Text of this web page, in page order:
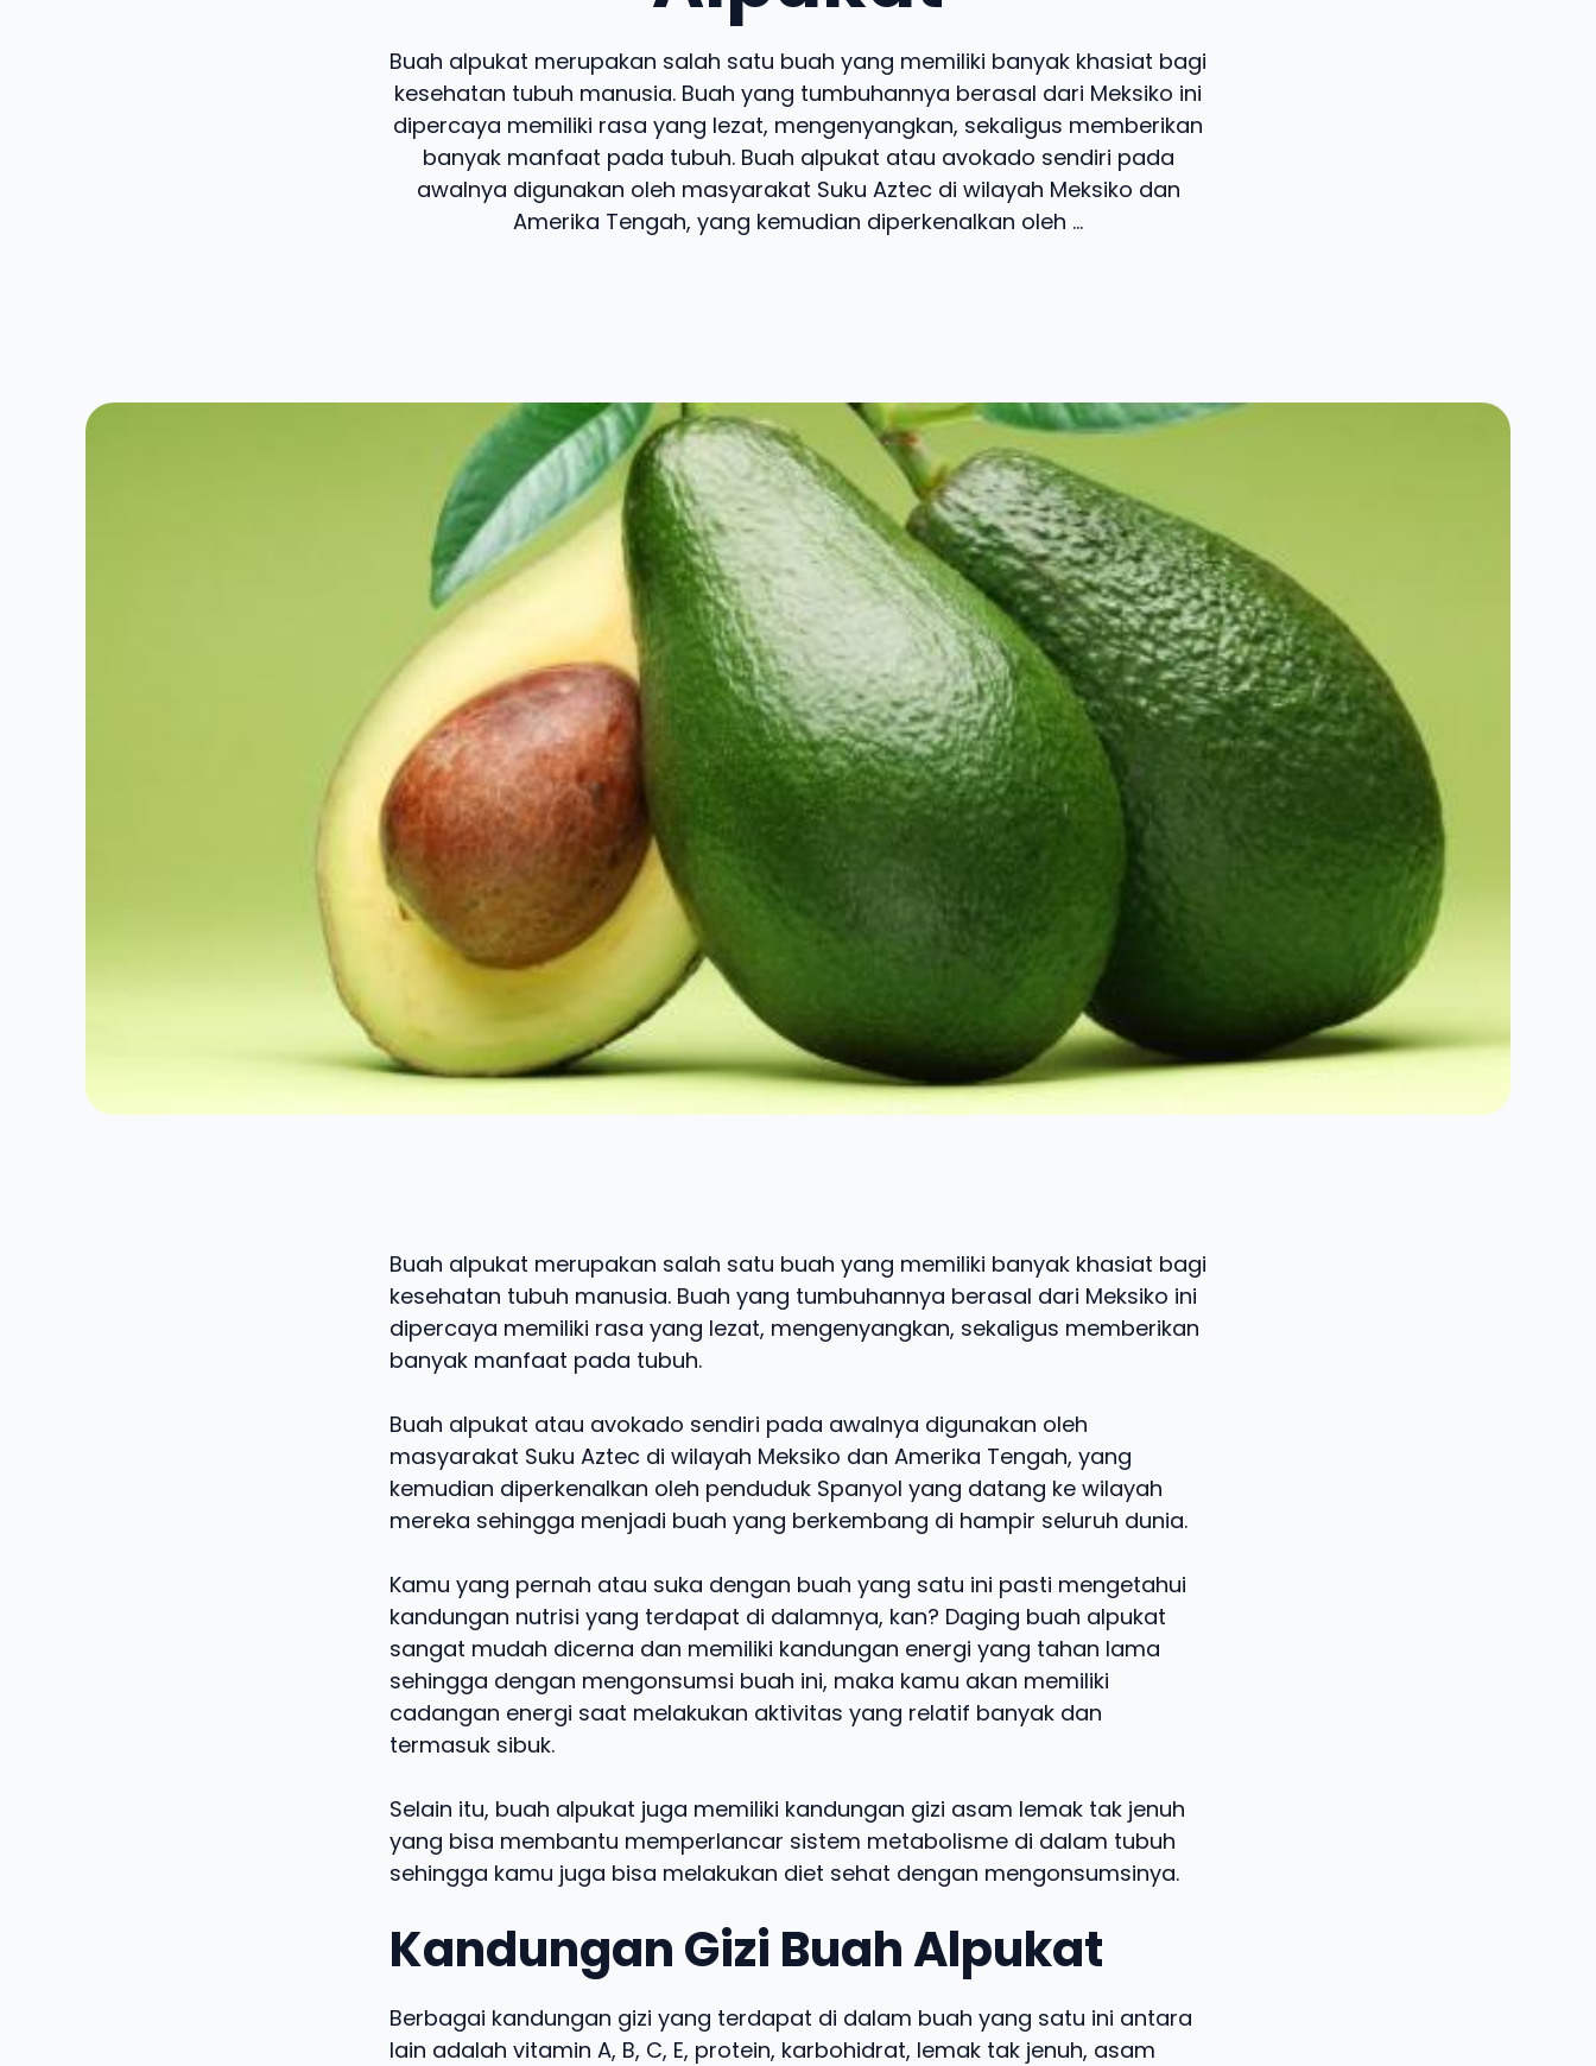
Buah alpukat merupakan salah satu buah yang memiliki banyak khasiat bagi
kesehatan tubuh manusia. Buah yang tumbuhannya berasal dari Meksiko ini
dipercaya memiliki rasa yang lezat, mengenyangkan, sekaligus memberikan
banyak manfaat pada tubuh. Buah alpukat atau avokado sendiri pada
awalnya digunakan oleh masyarakat Suku Aztec di wilayah Meksiko dan
Amerika Tengah, yang kemudian diperkenalkan oleh ...
Buah alpukat merupakan salah satu buah yang memiliki banyak khasiat bagi
kesehatan tubuh manusia. Buah yang tumbuhannya berasal dari Meksiko ini
dipercaya memiliki rasa yang lezat, mengenyangkan, sekaligus memberikan
banyak manfaat pada tubuh.
Buah alpukat atau avokado sendiri pada awalnya digunakan oleh
masyarakat Suku Aztec di wilayah Meksiko dan Amerika Tengah, yang
kemudian diperkenalkan oleh penduduk Spanyol yang datang ke wilayah
mereka sehingga menjadi buah yang berkembang di hampir seluruh dunia.
Kamu yang pernah atau suka dengan buah yang satu ini pasti mengetahui
kandungan nutrisi yang terdapat di dalamnya, kan? Daging buah alpukat
sangat mudah dicerna dan memiliki kandungan energi yang tahan lama
sehingga dengan mengonsumsi buah ini, maka kamu akan memiliki
cadangan energi saat melakukan aktivitas yang relatif banyak dan
termasuk sibuk.
Selain itu, buah alpukat juga memiliki kandungan gizi asam lemak tak jenuh
yang bisa membantu memperlancar sistem metabolisme di dalam tubuh
sehingga kamu juga bisa melakukan diet sehat dengan mengonsumsinya.
Kandungan Gizi Buah Alpukat
Berbagai kandungan gizi yang terdapat di dalam buah yang satu ini antara
lain adalah vitamin A, B, C, E, protein, karbohidrat, lemak tak jenuh, asam